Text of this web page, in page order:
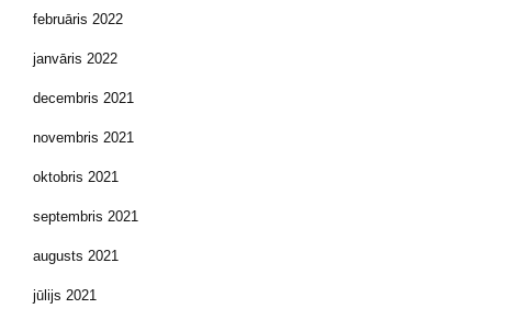
februāris 2022
janvāris 2022
decembris 2021
novembris 2021
oktobris 2021
septembris 2021
augusts 2021
jūlijs 2021